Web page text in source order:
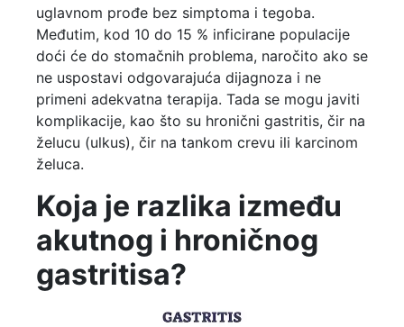
uglavnom prođe bez simptoma i tegoba.
Međutim, kod 10 do 15 % inficirane populacije
doći će do stomačnih problema, naročito ako se
ne uspostavi odgovarajuća dijagnoza i ne
primeni adekvatna terapija. Tada se mogu javiti
komplikacije, kao što su hronični gastritis, čir na
želucu (ulkus), čir na tankom crevu ili karcinom
želuca.
Koja je razlika između
akutnog i hroničnog
gastritisa?